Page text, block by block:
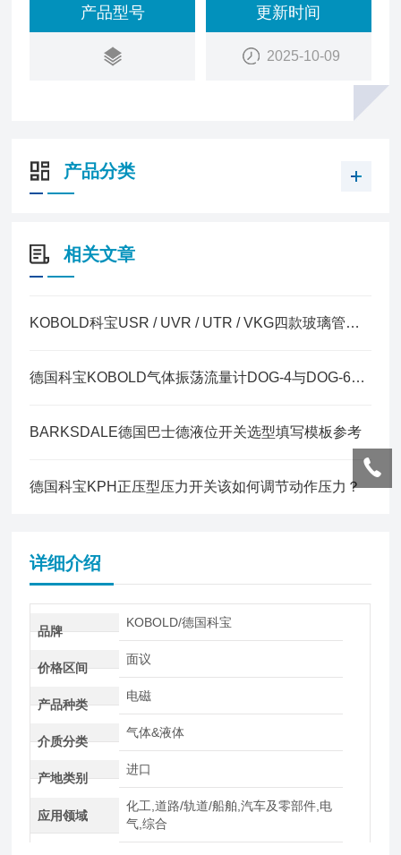
产品型号 更新时间
2025-10-09
产品分类
相关文章
KOBOLD科宝USR / UVR / UTR / VKG四款玻璃管变面积流量计的区别
德国科宝KOBOLD气体振荡流量计DOG-4与DOG-6核心区别
BARKSDALE德国巴士德液位开关选型填写模板参考
德国科宝KPH正压型压力开关该如何调节动作压力？
详细介绍
品牌
KOBOLD/德国科宝
价格区间
面议
产品种类
电磁
介质分类
气体&液体
产地类别
进口
应用领域
化工,道路/轨道/船舶,汽车及零部件,电
气,综合